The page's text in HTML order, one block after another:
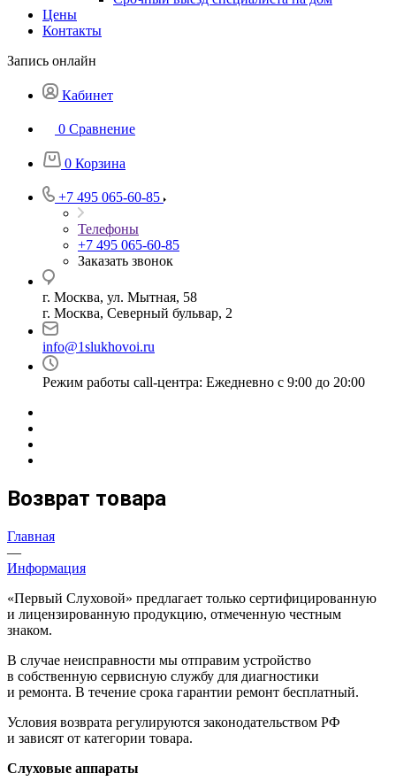
Цены
Контакты
Запись онлайн
Кабинет
0 Сравнение
0 Корзина
+7 495 065-60-85
Телефоны
+7 495 065-60-85
Заказать звонок
г. Москва, ул. Мытная, 58
г. Москва, Северный бульвар, 2
info@1slukhovoi.ru
Режим работы call-центра: Ежедневно с 9:00 до 20:00
Возврат товара
Главная
—
Информация
«Первый Слуховой» предлагает только сертифицированную
и лицензированную продукцию, отмеченную честным
знаком.
В случае неисправности мы отправим устройство
в собственную сервисную службу для диагностики
и ремонта. В течение срока гарантии ремонт бесплатный.
Условия возврата регулируются законодательством РФ
и зависят от категории товара.
Слуховые аппараты